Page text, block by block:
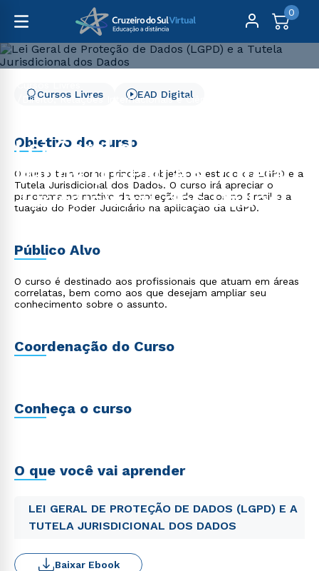
0
Direito, Relações Internacionais e Ciência Política
Lei Geral de Proteção de
Dados (LGPD) e a Tutela
Jurisdicional dos Dados
Cursos Livres EAD Digital
Objetivo do curso
O curso tem como principal objetivo o estudo da LGPD e a
Tutela Jurisdicional dos Dados. O curso irá apreciar o
panorama normativo da proteção de dados no Brasil e a
tuação do Poder Judiciário na aplicação da LGPD.
Público Alvo
O curso é destinado aos profissionais que atuam em áreas
correlatas, bem como aos que desejam ampliar seu
conhecimento sobre o assunto.
Coordenação do Curso
Conheça o curso
O que você vai aprender
LEI GERAL DE PROTEÇÃO DE DADOS (LGPD) E A
TUTELA JURISDICIONAL DOS DADOS
Baixar Ebook